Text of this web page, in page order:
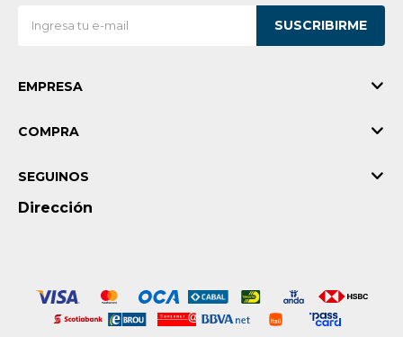
SUSCRIBIRME
EMPRESA
COMPRA
Dirección
SEGUINOS